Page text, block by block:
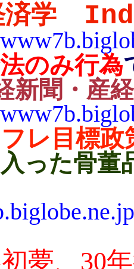
学
のみ行為
新聞・産
レ目標
った骨董
夢、30